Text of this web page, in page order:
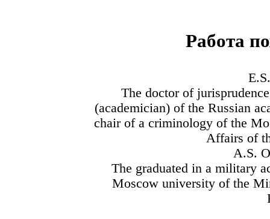
Работа
E.S
The doctor of
(academician) of the Russian
chair of a criminology of the
Affairs of
A.S.
The graduated in a military
Moscow university of the